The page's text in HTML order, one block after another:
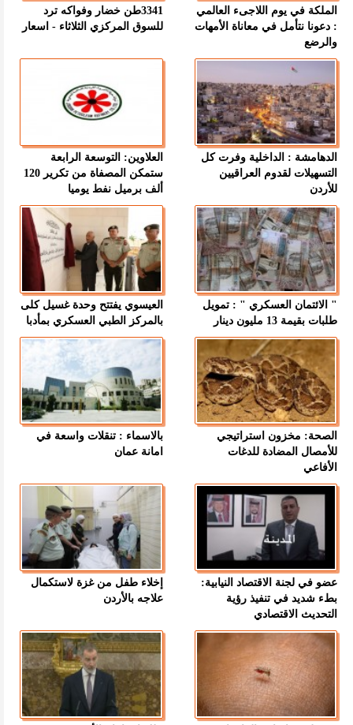
الملكة في يوم اللاجىء العالمي
: دعونا نتأمل في معاناة الأمهات
والرضع
3341طن خضار وفواكه ترد
للسوق المركزي الثلاثاء - اسعار
الدهامشة : الداخلية وفرت كل
التسهيلات لقدوم العراقيين
للأردن
العلاوين: التوسعة الرابعة
ستمكن المصفاة من تكرير 120
ألف برميل نفط يوميا
" الائتمان العسكري " : تمويل
طلبات بقيمة 13 مليون دينار
العيسوي يفتتح وحدة غسيل كلى
بالمركز الطبي العسكري بمأدبا
الصحة: مخزون استراتيجي
للأمصال المضادة للدغات
الأفاعي
بالاسماء : تنقلات واسعة في
امانة عمان
عضو في لجنة الاقتصاد النيابية:
بطء شديد في تنفيذ رؤية
التحديث الاقتصادي
إخلاء طفل من غزة لاستكمال
علاجه بالأردن